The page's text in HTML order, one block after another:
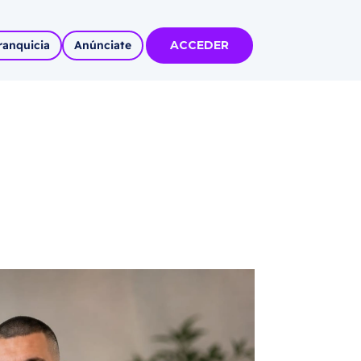
MÁS
tu Marca
Anúnciate ACCEDER